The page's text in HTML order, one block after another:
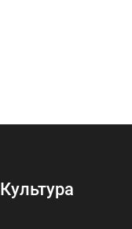
Культура